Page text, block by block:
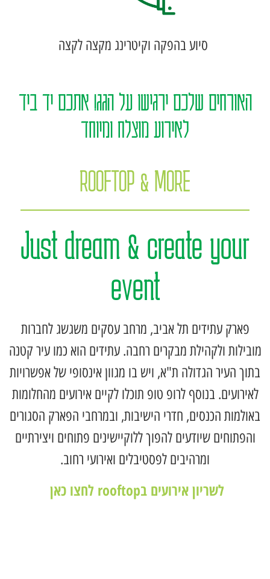
סיוע בהפקה וקיטרינג מקצה לקצה
האורחים שלכם ירגישו על הגג! אתכם יד ביד
לאירוע מוצלח ומיוחד
ROOFTOP & MORE
Just dream & create your
event
פארק עתידים תל אביב, מרחב עסקים משגשג לחברות
מובילות ולקהילת מבקרים רחבה. עתידים הוא כמו עיר קטנה
בתוך העיר הגדולה ת"א, ויש בו מגוון אינסופי של אפשרויות
לאירועים. בנוסף לרופ טופ תוכלו לקיים אירועים מהחלומות
באולמות הכנסים, חדרי הישיבות, ובמרחבי הפארק הסגורים
והפתוחים שיודעים להפוך ללוקיישינים פתוחים ויצירתיים
ומרהיבים לפסטיבלים ואירועי רחוב.
לשריון אירועים בrooftop לחצו כאן